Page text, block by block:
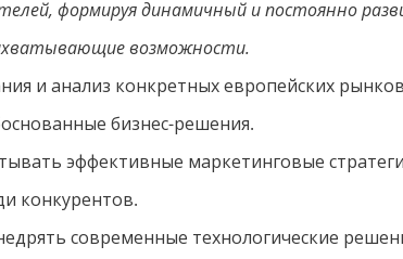
формируя динамичный и постоянно
возможности.
и анализ конкретных европейских
бизнес-решения.
эффективные маркетинговые
конкурентов.
современные технологические